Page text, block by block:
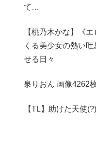
て…
【桃乃木かな】《
くる美少女の熱い
せる日々
泉りおん 画像4262
【TL】助けた天使